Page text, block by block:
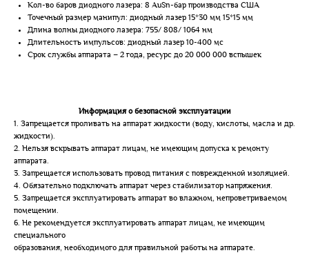
Кол-во баров диодного лазера: 8 AuSn-бар производства США
Точечный размер манипул: диодный лазер 15*30 мм 15*15 мм
Длина волны диодного лазера: 755/ 808/ 1064 нм
Длительность импульсов: диодный лазер 10-400 мс
Срок службы аппарата – 2 года, ресурс до 20 000 000 вспышек
Информация о безопасной эксплуатации
1. Запрещается проливать на аппарат жидкости (воду, кислоты, масла и др.
жидкости).
2. Нельзя вскрывать аппарат лицам, не имеющим допуска к ремонту
аппарата.
3. Запрещается использовать провод питания с поврежденной изоляцией.
4. Обязательно подключать аппарат через стабилизатор напряжения.
5. Запрещается эксплуатировать аппарат во влажном, непроветриваемом
помещении.
6. Не рекомендуется эксплуатировать аппарат лицам, не имеющим
специального
образования, необходимого для правильной работы на аппарате.